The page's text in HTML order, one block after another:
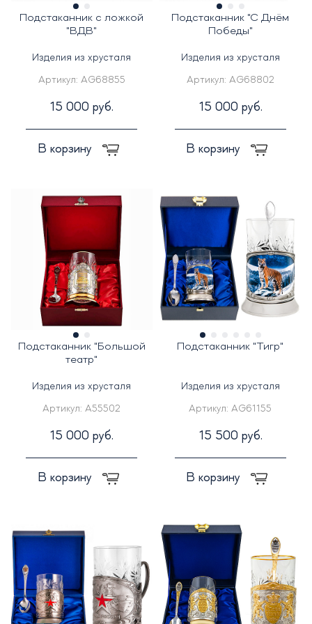
Подстаканник с ложкой
"ВДВ"
Изделия из хрусталя
Артикул: AG68855
15 000 руб.
В корзину
Подстаканник "С Днём
Победы"
Изделия из хрусталя
Артикул: AG68802
15 000 руб.
В корзину
Подстаканник "Большой
театр"
Изделия из хрусталя
Артикул:A55502
15 000 руб.
В корзину
Подстаканник "Тигр"
Изделия из хрусталя
Артикул:AG61155
15 500 руб.
В корзину